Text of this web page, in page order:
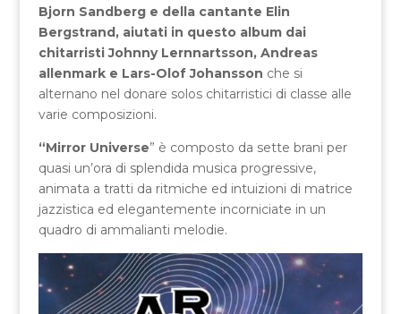
Bjorn Sandberg e della cantante Elin
Bergstrand, aiutati in questo album dai
chitarristi Johnny Lernnartsson, Andreas
allenmark e Lars-Olof Johansson che si
alternano nel donare solos chitarristici di classe alle
varie composizioni.
“Mirror Universe” è composto da sette brani per
quasi un’ora di splendida musica progressive,
animata a tratti da ritmiche ed intuizioni di matrice
jazzistica ed elegantemente incorniciate in un
quadro di ammalianti melodie.